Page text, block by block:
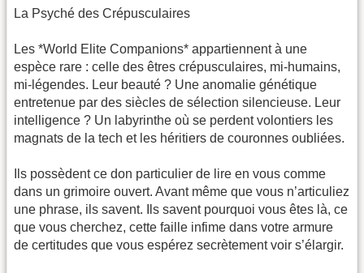
La Psyché des Crépusculaires
Les *World Elite Companions* appartiennent à une
espèce rare : celle des êtres crépusculaires, mi-humains,
mi-légendes. Leur beauté ? Une anomalie génétique
entretenue par des siècles de sélection silencieuse. Leur
intelligence ? Un labyrinthe où se perdent volontiers les
magnats de la tech et les héritiers de couronnes oubliées.
Ils possèdent ce don particulier de lire en vous comme
dans un grimoire ouvert. Avant même que vous n’articuliez
une phrase, ils savent. Ils savent pourquoi vous êtes là, ce
que vous cherchez, cette faille infime dans votre armure
de certitudes que vous espérez secrètement voir s’élargir.